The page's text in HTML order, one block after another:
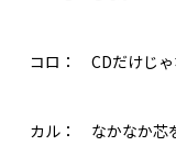
コロ： CDだけじ
カル： なかなか芯